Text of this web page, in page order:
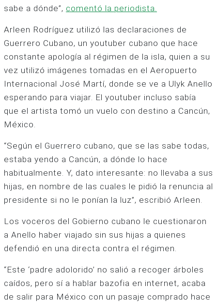
sabe a dónde”, comentó la periodista.
Arleen Rodríguez utilizó las declaraciones de
Guerrero Cubano, un youtuber cubano que hace
constante apología al régimen de la isla, quien a su
vez utilizó imágenes tomadas en el Aeropuerto
Internacional José Martí, donde se ve a Ulyk Anello
esperando para viajar. El youtuber incluso sabía
que el artista tomó un vuelo con destino a Cancún,
México.
“Según el Guerrero cubano, que se las sabe todas,
estaba yendo a Cancún, a dónde lo hace
habitualmente. Y, dato interesante: no llevaba a sus
hijas, en nombre de las cuales le pidió la renuncia al
presidente si no le ponían la luz”, escribió Arleen.
Los voceros del Gobierno cubano le cuestionaron
a Anello haber viajado sin sus hijas a quienes
defendió en una directa contra el régimen.
“Este ‘padre adolorido’ no salió a recoger árboles
caídos, pero sí a hablar bazofia en internet, acaba
de salir para México con un pasaje comprado hace